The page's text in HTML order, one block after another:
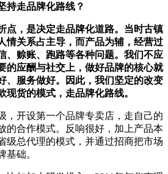
持走品牌化路线？
点，是决定走品牌化道路。当时古镇
情关系占主导，而产品为辅，经营过
、赊账、跑路等各种问题。我们不应
的应酬与社交上，做好品牌的核心就
、服务做好。因此，我们坚定的改变
现货的模式，走品牌化路线。
，开设第一个品牌专卖店，走自己的
的合作模式。反响很好，加上产品本
级总代理的模式，并通过招商把市场
基础。